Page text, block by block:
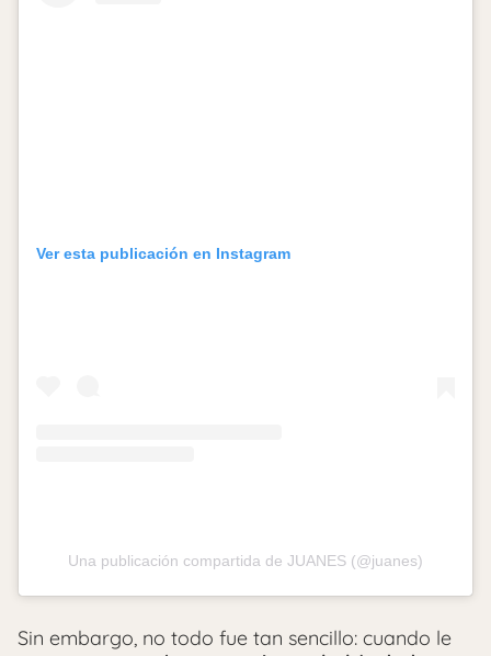
Ver esta publicación en Instagram
Una publicación compartida de JUANES (@juanes)
Sin embargo, no todo fue tan sencillo: cuando le